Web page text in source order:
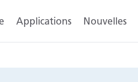
Applications Nouvelles